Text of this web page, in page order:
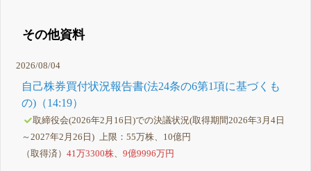
その他資料
2026/08/04
自己株券買付状況報告書(法24条の6第1項に基づくも
の)（14:19）
取締役会(2026年2月16日)での決議状況(取得期間2026年3月4日
～2027年2月26日) 上限：55万株、10億円
（取得済）41万3300株 、9億9996万円